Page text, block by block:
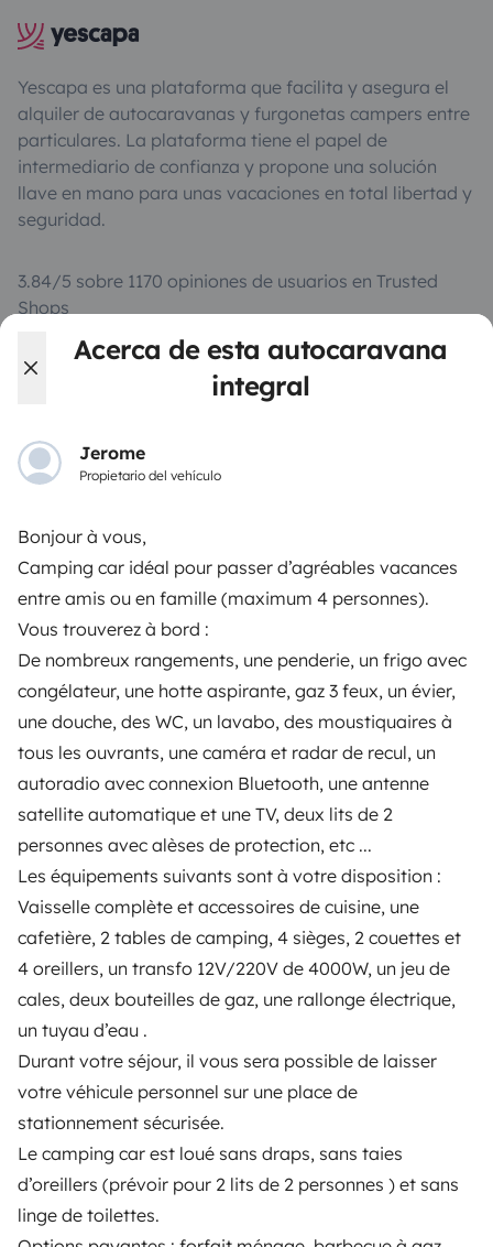
Acerca de esta autocaravana
integral
Jerome
Propietario del vehículo
Bonjour à vous,
Camping car idéal pour passer d’agréables vacances
entre amis ou en famille (maximum 4 personnes).
Vous trouverez à bord :
De nombreux rangements, une penderie, un frigo avec
congélateur, une hotte aspirante, gaz 3 feux, un évier,
une douche, des WC, un lavabo, des moustiquaires à
tous les ouvrants, une caméra et radar de recul, un
autoradio avec connexion Bluetooth, une antenne
satellite automatique et une TV, deux lits de 2
personnes avec alèses de protection, etc ...
Les équipements suivants sont à votre disposition :
Vaisselle complète et accessoires de cuisine, une
cafetière, 2 tables de camping, 4 sièges, 2 couettes et
4 oreillers, un transfo 12V/220V de 4000W, un jeu de
cales, deux bouteilles de gaz, une rallonge électrique,
un tuyau d’eau .
Durant votre séjour, il vous sera possible de laisser
votre véhicule personnel sur une place de
stationnement sécurisée.
Le camping car est loué sans draps, sans taies
d’oreillers (prévoir pour 2 lits de 2 personnes ) et sans
linge de toilettes.
Yescapa es una plataforma que facilita y asegura el
alquiler de autocaravanas y furgonetas campers entre
particulares. La plataforma tiene el papel de
intermediario de confianza y propone una solución
llave en mano para unas vacaciones en total libertad y
seguridad.
3.84/5 sobre 1170 opiniones de usuarios en Trusted
Shops
Instagram PinterestFacebook
ALQUILER AUTOCARAVANAS
Tus primeros pasos en autocaravana
Las opiniones de nuestros usuarios
Ayuda viajero
PROPIETARIOS
Anunciar un vehículo
Contrato de alquiler
Seguros de alquiler
Asistencias de alquiler
Ayuda propietario
Medios de pago seguros
Descargar en